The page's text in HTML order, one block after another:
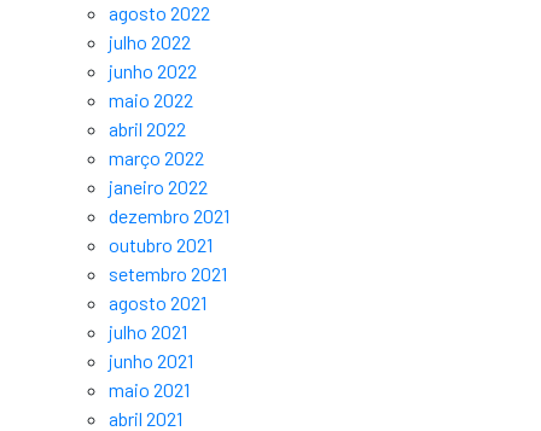
agosto 2022
julho 2022
junho 2022
maio 2022
abril 2022
março 2022
janeiro 2022
dezembro 2021
outubro 2021
setembro 2021
agosto 2021
julho 2021
junho 2021
maio 2021
abril 2021